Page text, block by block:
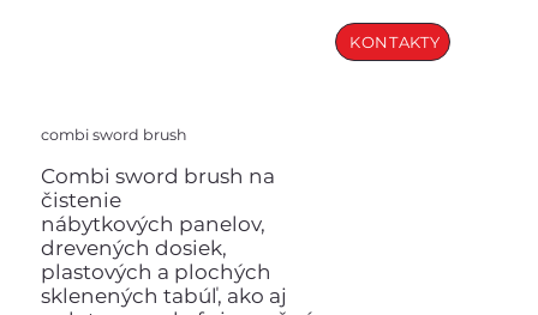
KONTAKTY
combi sword brush
Combi sword brush na
čistenie
nábytkových panelov,
drevených dosiek,
plastových a plochých
sklenených tabúľ, ako aj